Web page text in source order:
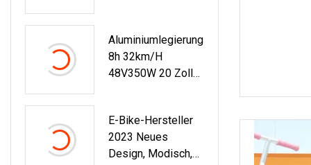
Eits-500-W-Motor,
14-Zoll-Radgröße,
Vollgefedertes,
Stadtfahrrad E-Bike
Aluminiumlegierung
8h 32km/H
48V350W 20 Zoll
Elektrofahrrad Mit
EU-Facotry
E-Bike-Hersteller
2023 Neues
Design, Modisch,